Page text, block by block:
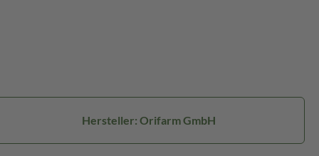
Hersteller: Orifarm GmbH